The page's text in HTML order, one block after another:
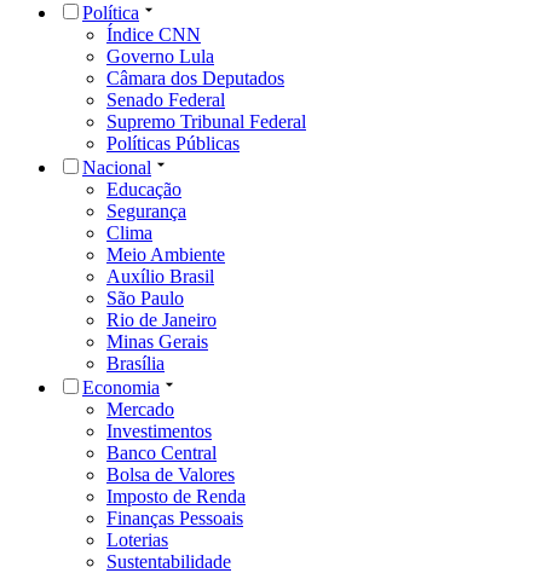
Política
Índice CNN
Governo Lula
Câmara dos Deputados
Senado Federal
Supremo Tribunal Federal
Políticas Públicas
Nacional
Educação
Segurança
Clima
Meio Ambiente
Auxílio Brasil
São Paulo
Rio de Janeiro
Minas Gerais
Brasília
Economia
Mercado
Investimentos
Banco Central
Bolsa de Valores
Imposto de Renda
Finanças Pessoais
Loterias
Sustentabilidade